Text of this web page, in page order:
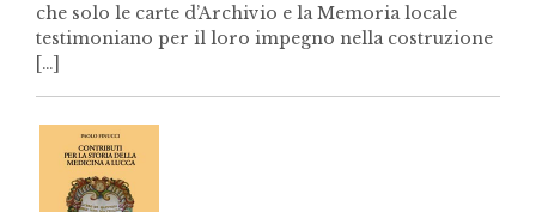
che solo le carte d’Archivio e la Memoria locale
testimoniano per il loro impegno nella costruzione
[…]